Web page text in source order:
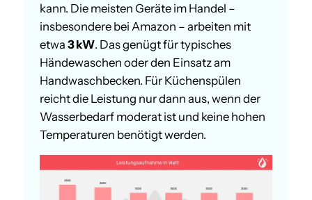
kann. Die meisten Geräte im Handel –
insbesondere bei Amazon – arbeiten mit
etwa3 kW. Das genügt für typisches
Händewaschen oder den Einsatz am
Handwaschbecken. Für Küchenspülen
reicht die Leistung nur dann aus, wenn der
Wasserbedarf moderat ist und keine hohen
Temperaturen benötigt werden.